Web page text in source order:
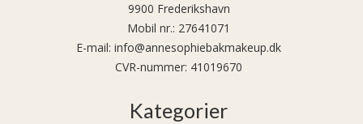
9900 Frederikshavn
Mobil nr.: 27641071
E-mail: info@annesophiebakmakeup.dk
CVR-nummer: 41019670
Kategorier